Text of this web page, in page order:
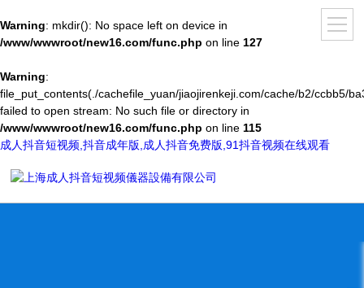
Warning: mkdir(): No space left on device in
/www/wwwroot/new16.com/func.php on line 127
Warning:
file_put_contents(./cachefile_yuan/jiaojirenkeji.com/cache/b2/ccbb5/
failed to open stream: No such file or directory in
/www/wwwroot/new16.com/func.php on line 115
成人抖音短视频,抖音成年版,成人抖音免费版,91抖音视频在线观看